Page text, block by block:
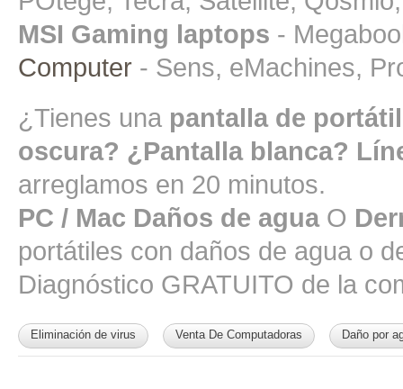
MSI Gaming laptops -
Computer - Sens, eMachines,
¿Tienes una pantalla de
oscura? ¿Pantalla blanca?
arreglamos en 20 minutos.
PC / Mac Daños de agua O
portátiles con daños de agua o
Diagnóstico GRATUITO de la
Eliminación de virus Venta De Computadoras Daño por